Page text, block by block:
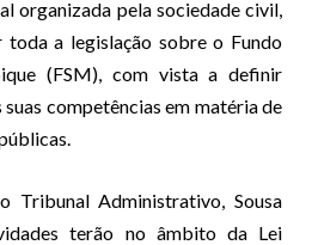
organizada pela sociedade civil,
toda a legislação sobre o Fundo
(FSM), com vista a definir
competências em matéria de
Tribunal Administrativo, Sousa
terão no âmbito da Lei